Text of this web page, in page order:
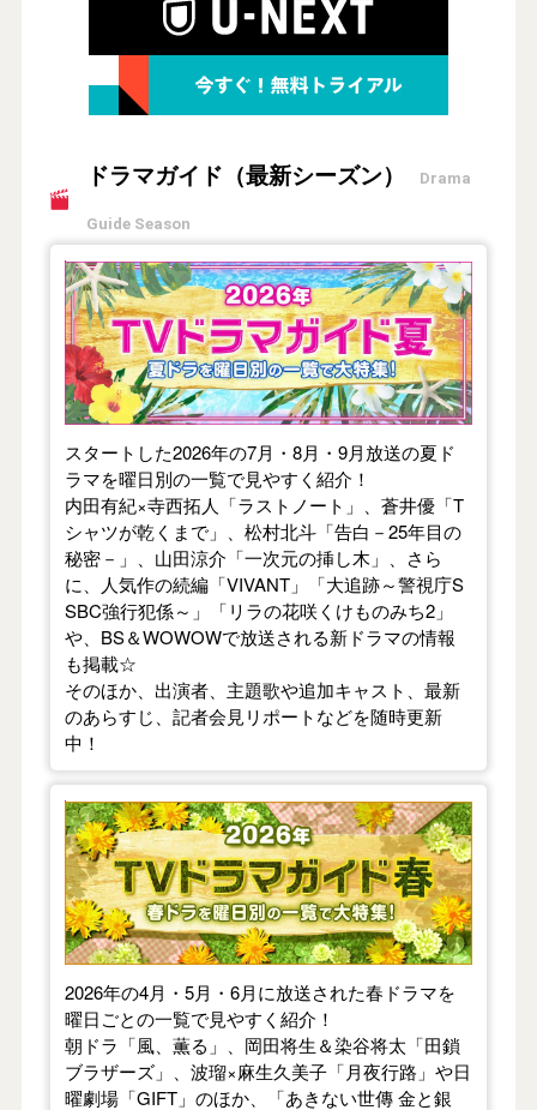
ドラマガイド（最新シーズン） Drama
Guide Season
【2026年夏】TVドラマガイド
スタートした2026年の7月・8月・9月放送の夏ド
ラマを曜日別の一覧で見やすく紹介！
内田有紀×寺西拓人「ラストノート」、蒼井優「T
シャツが乾くまで」、松村北斗「告白－25年目の
秘密－」、山田涼介「一次元の挿し木」、さら
に、人気作の続編「VIVANT」「大追跡～警視庁S
SBC強行犯係～」「リラの花咲くけものみち2」
や、BS＆WOWOWで放送される新ドラマの情報
も掲載☆
そのほか、出演者、主題歌や追加キャスト、最新
のあらすじ、記者会見リポートなどを随時更新
中！
【2026年春】TVドラマガイド
2026年の4月・5月・6月に放送された春ドラマを
曜日ごとの一覧で見やすく紹介！
朝ドラ「風、薫る」、岡田将生＆染谷将太「田鎖
ブラザーズ」、波瑠×麻生久美子「月夜行路」や日
曜劇場「GIFT」のほか、「あきない世傳 金と銀